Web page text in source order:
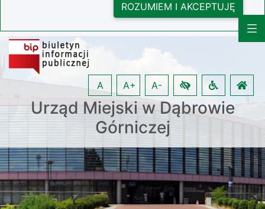
ROZUMIEM I AKCEPTUJĘ
Urząd Miejski w Dąbrowie
Górniczej
A A+ A-